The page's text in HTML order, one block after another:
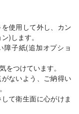
使用して外し、カン
)します。
子紙(追加オプショ
つけています。
ないよう、ご納得い
て衛生面に心がけま